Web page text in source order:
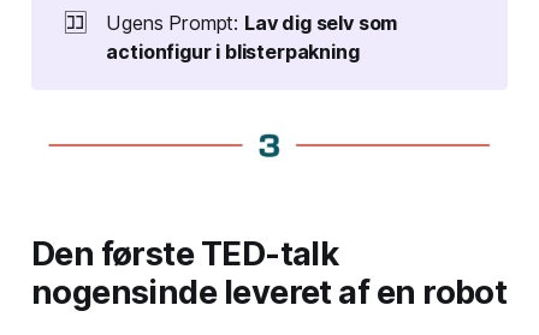
🈁 Ugens Prompt: Lav dig selv som
actionfigur i blisterpakning
Den første TED-talk
nogensinde leveret af en robot